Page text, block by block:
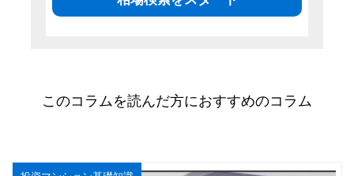
このコラムを読んだ方におすすめのコラム